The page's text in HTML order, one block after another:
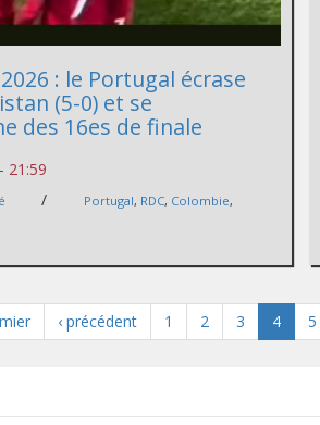
: le Portugal écrase
(5-0) et se
des 16es de finale
21:59
/ Portugal, RDC, Colombie,
‹ précédent 1 2 3 4 5